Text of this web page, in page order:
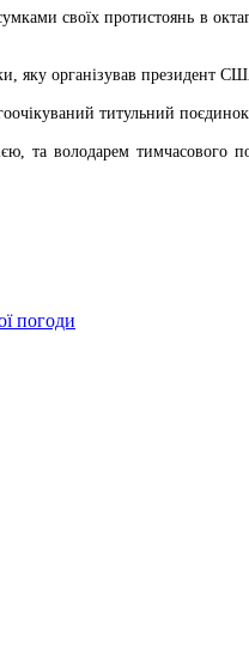
своїх протистоянь в
яку організував президент
титульний поєдинок у
та володарем тимчасового
погоди